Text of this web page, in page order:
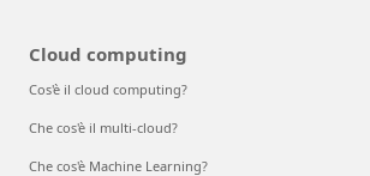
Cloud computing
Cos'è il cloud computing?
Che cos'è il multi-cloud?
Che cos'è Machine Learning?